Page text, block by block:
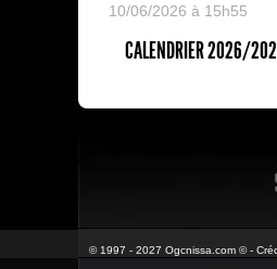
10/06/2026 à 15h55
CALENDRIER 2026/
© 1997 - 2027 Ogcnissa.com © -